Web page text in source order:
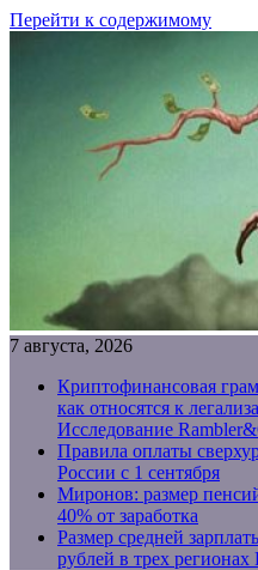
Перейти к содержимому
7 августа, 2026
Криптофинансовая
как относятся к
Исследование
Правила оплаты
России с 1 сентября
Миронов: размер
40% от заработка
Размер средней
рублей в трех регионах